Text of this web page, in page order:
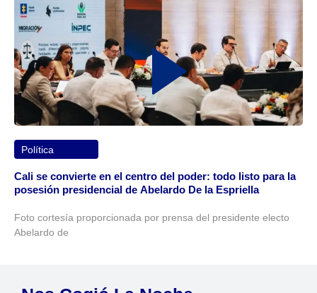
Política
Cali se convierte en el centro del poder: todo listo para la
posesión presidencial de Abelardo De la Espriella
Foto cortesía proporcionada por prensa del presidente electo
Abelardo de